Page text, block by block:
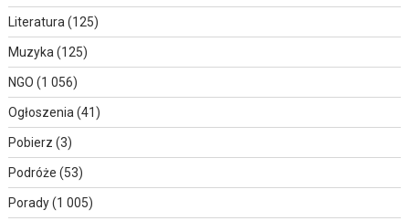
Literatura (125)
Muzyka (125)
NGO (1 056)
Ogłoszenia (41)
Pobierz (3)
Podróże (53)
Porady(1 005)